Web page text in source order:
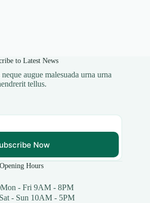
to Latest News
augue malesuada urna urna
tellus.
Now
Opening Hours
Mon - Fri 9AM - 8PM
Sat - Sun 10AM - 5PM